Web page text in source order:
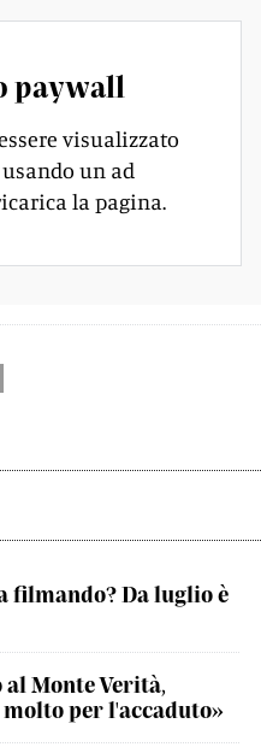
paywall
visualizzato
un ad
la pagina.
filmando? Da luglio è
Monte Verità,
per l'accaduto»